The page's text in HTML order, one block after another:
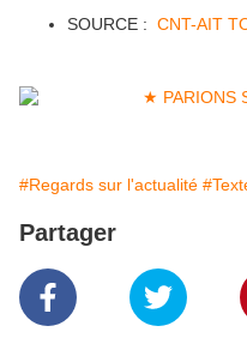
SOURCE : CNT-AIT
#Regards sur l'actualité
Partager